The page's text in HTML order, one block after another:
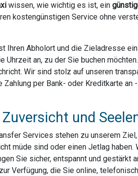
wissen, wie wichtig es ist, ein
kostengünstigen Service ohne
Ihren Abholort und die Zieladresse
Uhrzeit an, zu der Sie buchen
Wir sind stolz auf unseren
Zahlung per Bank- oder Kreditkarte
und
Services stehen zu unserem
müde sind oder einen Jetlag
Sie sicher, entspannt und gestärkt
Verfügung, die Sie online,